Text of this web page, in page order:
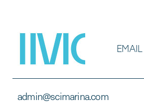
EMAIL
admin@scimarina.com